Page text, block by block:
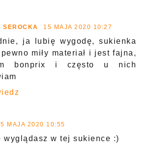
SEROCKA 15 MAJA 2020 10:27
ja lubię wygodę, sukienka
miły materiał i jest fajna,
bonprix i często u nich
MAJA 2020 10:55
wyglądasz w tej sukience :)